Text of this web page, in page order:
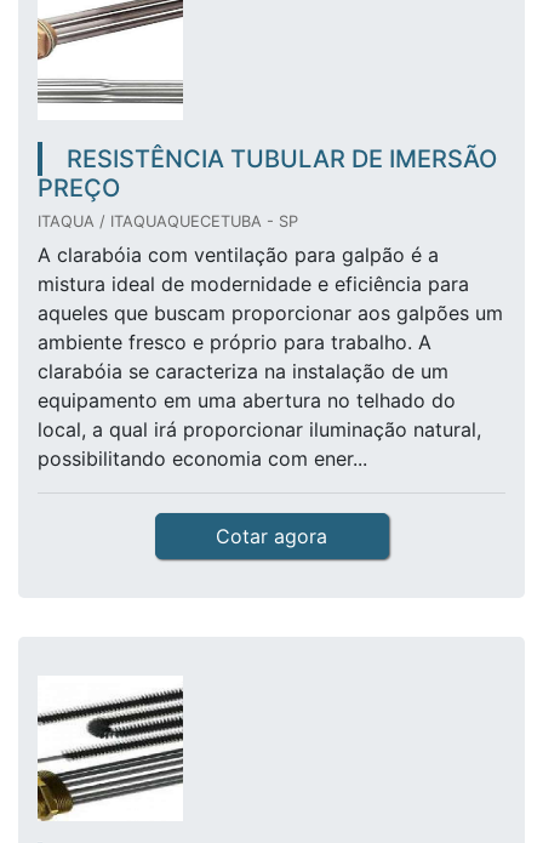
RESISTÊNCIA TUBULAR DE IMERSÃO
PREÇO
ITAQUA / ITAQUAQUECETUBA - SP
A clarabóia com ventilação para galpão é a
mistura ideal de modernidade e eficiência para
aqueles que buscam proporcionar aos galpões um
ambiente fresco e próprio para trabalho. A
clarabóia se caracteriza na instalação de um
equipamento em uma abertura no telhado do
local, a qual irá proporcionar iluminação natural,
possibilitando economia com ener...
Cotar agora